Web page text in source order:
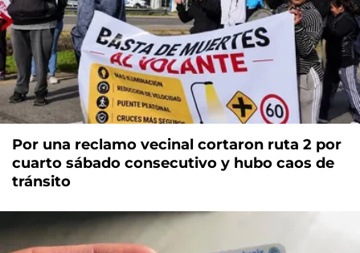
Por una reclamo vecinal cortaron ruta 2 por
cuarto sábado consecutivo y hubo caos de
tránsito